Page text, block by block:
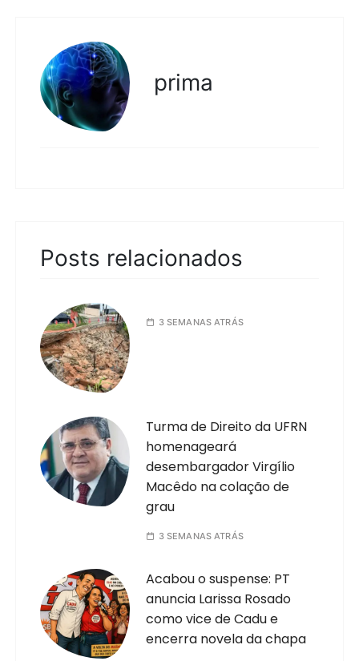
prima
Posts relacionados
3 SEMANAS ATRÁS
Turma de Direito da UFRN
homenageará
desembargador Virgílio
Macêdo na colação de
grau
3 SEMANAS ATRÁS
Acabou o suspense: PT
anuncia Larissa Rosado
como vice de Cadu e
encerra novela da chapa